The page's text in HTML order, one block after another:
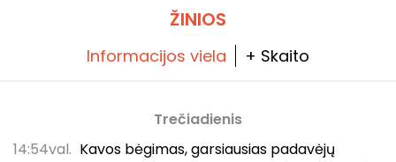
ŽINIOS
Informacijos viela + Skaito
Trečiadienis
14:54val. Kavos bėgimas, garsiausias padavėjų